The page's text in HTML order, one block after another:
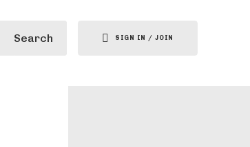
Search SIGN IN / JOIN